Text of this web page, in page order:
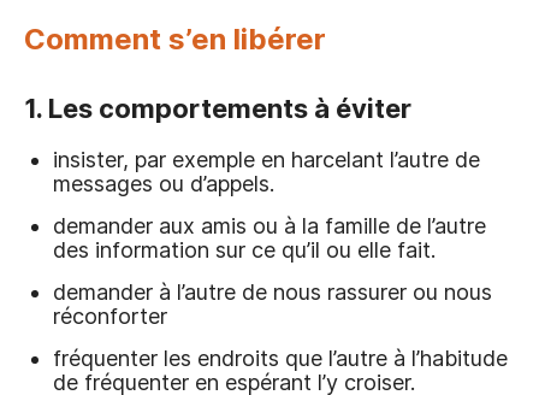
Comment s’en libérer
1. Les comportements à éviter
insister, par exemple en harcelant l’autre de
messages ou d’appels.
demander aux amis ou à la famille de l’autre
des information sur ce qu’il ou elle fait.
demander à l’autre de nous rassurer ou nous
réconforter
fréquenter les endroits que l’autre à l’habitude
de fréquenter en espérant l’y croiser.